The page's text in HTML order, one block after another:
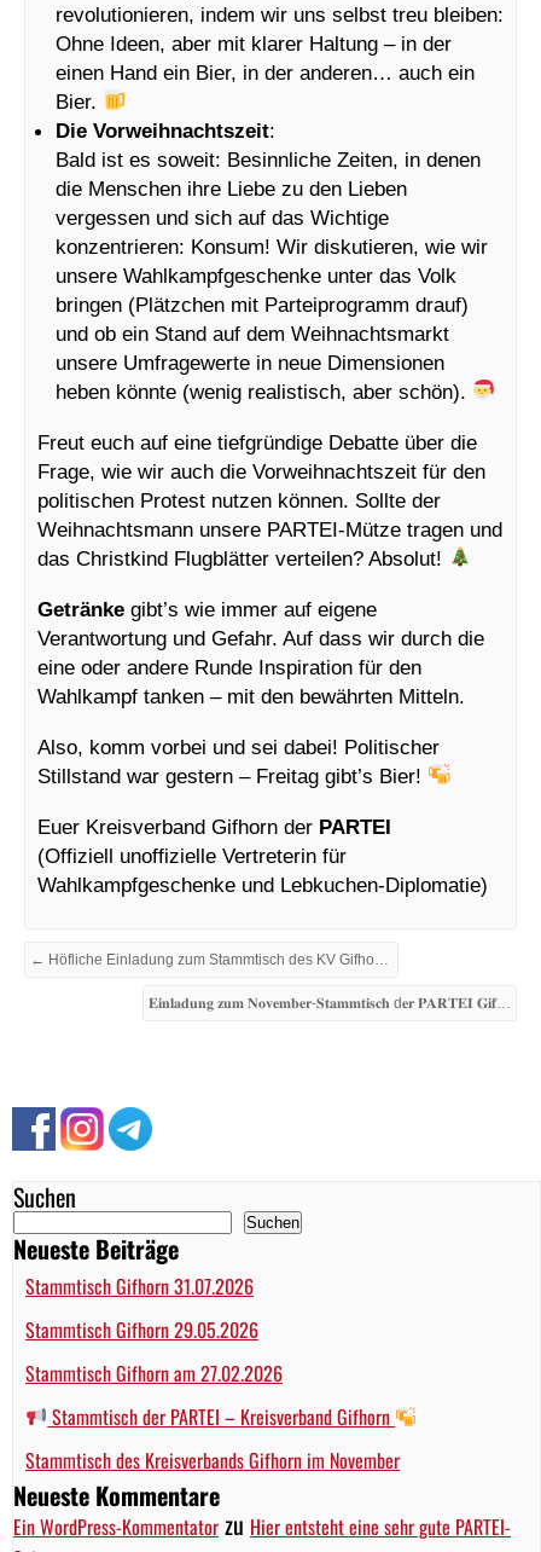
Suchen
Suchen
Neueste Beiträge
Stammtisch Gifhorn 31.07.2026
Stammtisch Gifhorn 29.05.2026
Stammtisch Gifhorn am 27.02.2026
Stammtisch der PARTEI – Kreisverband Gifhorn
Stammtisch des Kreisverbands Gifhorn im November
Neueste Kommentare
Ein WordPress-Kommentator zu Hier entsteht eine sehr gute PARTEI-
revolutionieren, indem wir uns selbst treu bleiben:
Ohne Ideen, aber mit klarer Haltung – in der
einen Hand ein Bier, in der anderen… auch ein
Bier.
Die Vorweihnachtszeit:
Bald ist es soweit: Besinnliche Zeiten, in denen
die Menschen ihre Liebe zu den Lieben
vergessen und sich auf das Wichtige
konzentrieren: Konsum! Wir diskutieren, wie wir
unsere Wahlkampfgeschenke unter das Volk
bringen (Plätzchen mit Parteiprogramm drauf)
und ob ein Stand auf dem Weihnachtsmarkt
unsere Umfragewerte in neue Dimensionen
heben könnte (wenig realistisch, aber schön).
Freut euch auf eine tiefgründige Debatte über die
Frage, wie wir auch die Vorweihnachtszeit für den
politischen Protest nutzen können. Sollte der
Weihnachtsmann unsere PARTEI-Mütze tragen und
das Christkind Flugblätter verteilen? Absolut!
Getränke gibt’s wie immer auf eigene
Verantwortung und Gefahr. Auf dass wir durch die
eine oder andere Runde Inspiration für den
Wahlkampf tanken – mit den bewährten Mitteln.
Also, komm vorbei und sei dabei! Politischer
Stillstand war gestern – Freitag gibt’s Bier!
Euer Kreisverband Gifhorn der PARTEI
(Offiziell unoffizielle Vertreterin für
Wahlkampfgeschenke und Lebkuchen-Diplomatie)
𝐄𝐢𝐧𝐥𝐚𝐝𝐮𝐧𝐠 𝐳𝐮𝐦 𝐍𝐨𝐯𝐞𝐦𝐛𝐞𝐫-𝐒𝐭𝐚𝐦𝐦𝐭𝐢𝐬𝐜𝐡 d𝐞𝐫 𝐏𝐀𝐑𝐓𝐄𝐈 𝐆𝐢𝐟𝐡𝐨𝐫𝐧!